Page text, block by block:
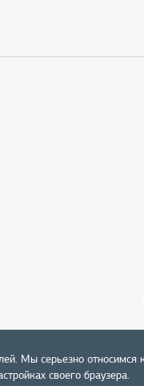
Мы серьезно относимся
своего браузера.